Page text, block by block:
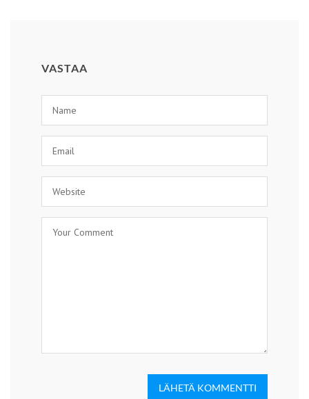
VASTAA
LÄHETÄ KOMMENTTI